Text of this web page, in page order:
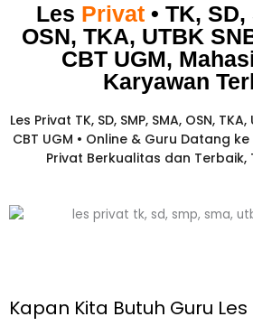
Les Privat • TK,
OSN, TKA, UTBK
CBT UGM,
Karyawan
Les Privat TK, SD, SMP, SMA, OSN,
CBT UGM • Online & Guru Datang
Privat Berkualitas dan Terbaik,
Kapan Kita Butuh Guru Les